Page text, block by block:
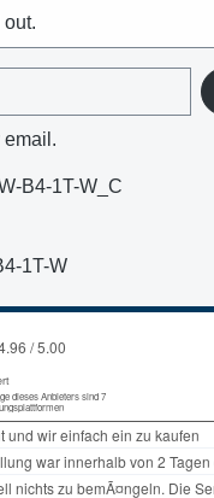
email.
B4-1T-W_C
1T-W